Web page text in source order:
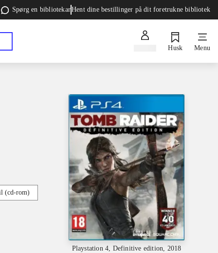
Spørg en bibliotekarHent dine bestillinger på dit foretrukne bibliotek
Husk Menu
Playstation 4, Definitive edition, 2018
(cd-rom)